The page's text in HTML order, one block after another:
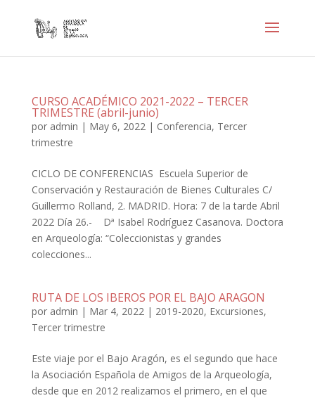
CURSO ACADÉMICO 2021-2022 – TERCER
TRIMESTRE (abril-junio)
por admin | May 6, 2022| Conferencia, Tercer
trimestre
CICLO DE CONFERENCIAS Escuela Superior de
Conservación y Restauración de Bienes Culturales C/
Guillermo Rolland, 2. MADRID. Hora: 7 de la tarde Abril
2022 Día 26.- Dª Isabel Rodríguez Casanova. Doctora
en Arqueología: “Coleccionistas y grandes
colecciones...
RUTA DE LOS IBEROS POR EL BAJO ARAGON
por admin | Mar 4, 2022| 2019-2020, Excursiones,
Tercer trimestre
Este viaje por el Bajo Aragón, es el segundo que hace
la Asociación Española de Amigos de la Arqueología,
desde que en 2012 realizamos el primero, en el que